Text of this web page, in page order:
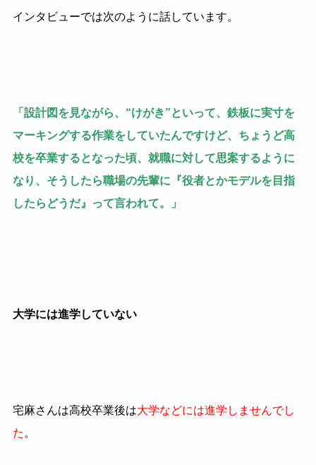
インタビューでは次のように話しています。
「設計図を見ながら、“けがき”といって、鉄板に実寸を
マーキングする作業をしていたんですけど、ちょうど高
校を卒業するとなった頃、就職に対して思案するように
なり、そうしたら職場の先輩に『役者とかモデルを目指
したらどうだ』って言われて。」
大学には進学していない
宅麻さんは高校卒業後は大学などには進学しませんでし
た 。